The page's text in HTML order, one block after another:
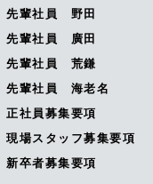
先輩社員 野田
先輩社員 廣田
先輩社員 荒鎌
先輩社員 海老名
正社員募集要項
現場スタッフ募集要項
新卒者募集要項